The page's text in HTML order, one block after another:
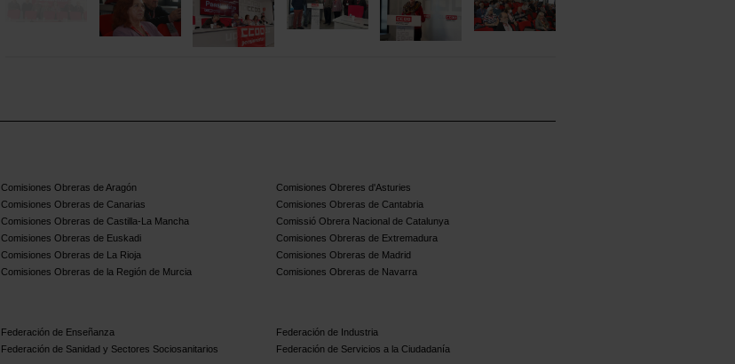
Comisiones Obreras de Aragón
Comisiones Obreres d'Asturies
Comisiones Obreras de Canarias
Comisiones Obreras de Cantabria
Comisiones Obreras de Castilla-La Mancha
Comissió Obrera Nacional de Catalunya
Comisiones Obreras de Euskadi
Comisiones Obreras de Extremadura
Comisiones Obreras de La Rioja
Comisiones Obreras de Madrid
Comisiones Obreras de la Región de Murcia
Comisiones Obreras de Navarra
Federación de Enseñanza
Federación de Industria
Federación de Sanidad y Sectores Sociosanitarios
Federación de Servicios a la Ciudadanía